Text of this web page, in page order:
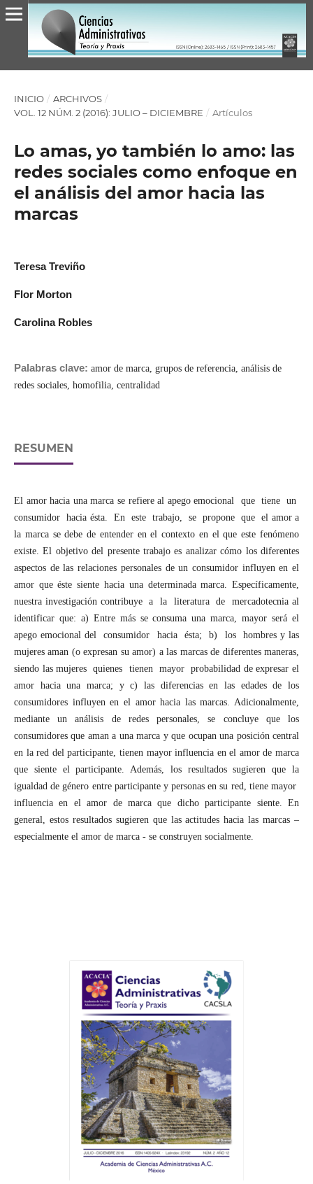
INICIO / ARCHIVOS /
VOL. 12 NÚM. 2 (2016): JULIO – DICIEMBRE / Artículos
Lo amas, yo también lo amo: las
redes sociales como enfoque en
el análisis del amor hacia las
marcas
Teresa Treviño
Flor Morton
Carolina Robles
Palabras clave: amor de marca, grupos de referencia, análisis de
redes sociales, homofilia, centralidad
RESUMEN
El amor hacia una marca se refiere al apego emocional que tiene un
consumidor hacia ésta. En este trabajo, se propone que el amor a
la marca se debe de entender en el contexto en el que este fenómeno
existe. El objetivo del presente trabajo es analizar cómo los diferentes
aspectos de las relaciones personales de un consumidor influyen en el
amor que éste siente hacia una determinada marca. Específicamente,
nuestra investigación contribuye a la literatura de mercadotecnia al
identificar que: a) Entre más se consuma una marca, mayor será el
apego emocional del consumidor hacia ésta; b) los hombres y las
mujeres aman (o expresan su amor) a las marcas de diferentes maneras,
siendo las mujeres quienes tienen mayor probabilidad de expresar el
amor hacia una marca; y c) las diferencias en las edades de los
consumidores influyen en el amor hacia las marcas. Adicionalmente,
mediante un análisis de redes personales, se concluye que los
consumidores que aman a una marca y que ocupan una posición central
en la red del participante, tienen mayor influencia en el amor de marca
que siente el participante. Además, los resultados sugieren que la
igualdad de género entre participante y personas en su red, tiene mayor
influencia en el amor de marca que dicho participante siente. En
general, estos resultados sugieren que las actitudes hacia las marcas –
especialmente el amor de marca - se construyen socialmente.